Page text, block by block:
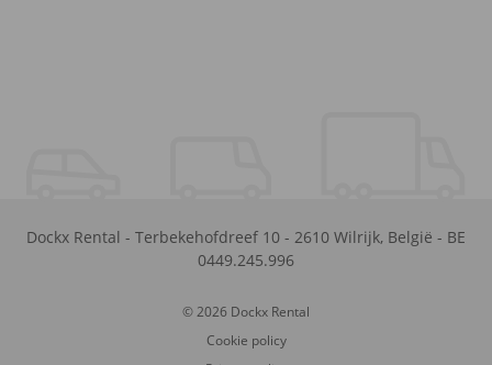
Dockx Rental - Terbekehofdreef 10 - 2610 Wilrijk, België - BE
0449.245.996
© 2026 Dockx Rental
Cookie policy